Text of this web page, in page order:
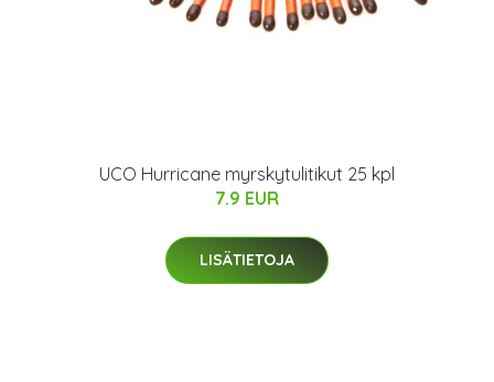
UCO Hurricane myrskytulitikut 25 kpl
7.9 EUR
LISÄTIETOJA